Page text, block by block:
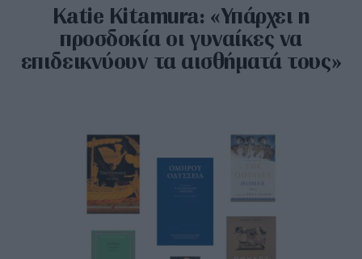
Katie Kitamura: «Υπάρχει η
προσδοκία οι γυναίκες να
επιδεικνύουν τα αισθήματά τους»